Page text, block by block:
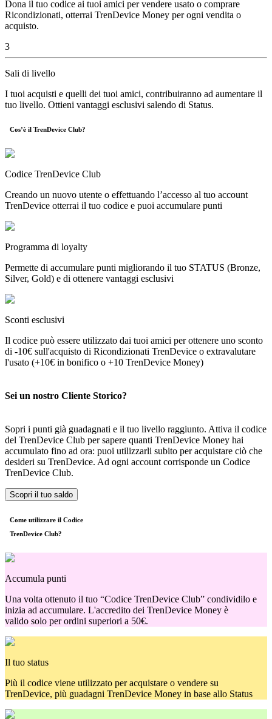
Dona il tuo codice ai tuoi amici per vendere usato o comprare
Ricondizionati, otterrai TrenDevice Money per ogni vendita o
acquisto.
3
Sali di livello
I tuoi acquisti e quelli dei tuoi amici, contribuiranno ad aumentare il
tuo livello. Ottieni vantaggi esclusivi salendo di Status.
Cos’è il TrenDevice Club?
Codice TrenDevice Club
Creando un nuovo utente o effettuando l’accesso al tuo account
TrenDevice otterrai il tuo codice e puoi accumulare punti
Programma di loyalty
Permette di accumulare punti migliorando il tuo STATUS (Bronze,
Silver, Gold) e di ottenere vantaggi esclusivi
Sconti esclusivi
Il codice può essere utilizzato dai tuoi amici per ottenere uno sconto
di -10€ sull'acquisto di Ricondizionati TrenDevice o extravalutare
l'usato (+10€ in bonifico o +10 TrenDevice Money)
Sei un nostro Cliente Storico?
Sopri i punti già guadagnati e il tuo livello raggiunto. Attiva il codice
del TrenDevice Club per sapere quanti TrenDevice Money hai
accumulato fino ad ora: puoi utilizzarli subito per acquistare ciò che
desideri su TrenDevice. Ad ogni account corrisponde un Codice
TrenDevice Club.
Scopri il tuo saldo
Come utilizzare il Codice
TrenDevice Club?
Accumula punti
Una volta ottenuto il tuo “Codice TrenDevice Club” condividilo e
inizia ad accumulare. L'accredito dei TrenDevice Money è
valido solo per ordini superiori a 50€.
Il tuo status
Più il codice viene utilizzato per acquistare o vendere su
TrenDevice, più guadagni TrenDevice Money in base allo Status